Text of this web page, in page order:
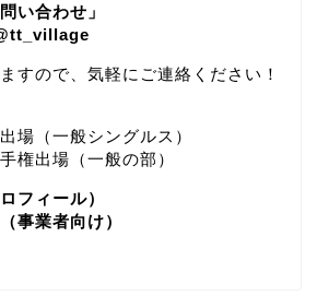
問い合わせ」
すので、気軽にご連絡ください！
場（一般シングルス）
権出場（一般の部）
フィール）
事業者向け）